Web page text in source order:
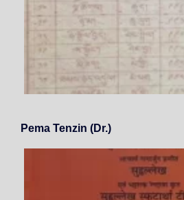
Pema Tenzin (Dr.)